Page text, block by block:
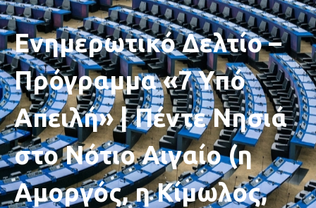
Ενημερωτικό Δελτίο –
Πρόγραμμα «7 Υπό
Απειλή» | Πέντε Νησιά
στο Νότιο Αιγαίο (η
Αμοργός, η Κίμωλος,